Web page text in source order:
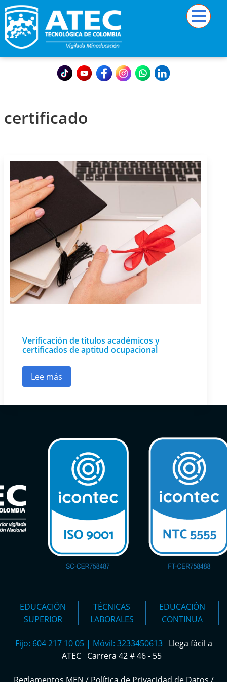
certificado
Verificación de títulos académicos y
certificados de aptitud ocupacional
Lee más
sobre Verificación de títulos académicos y
EDUCACIÓN
SUPERIOR
TÉCNICAS
LABORALES
EDUCACIÓN
CONTINUA
Fijo: 604 217 10 05 | Móvil: 3233450613 Llega fácil a
ATEC Carrera 42 # 46 - 55